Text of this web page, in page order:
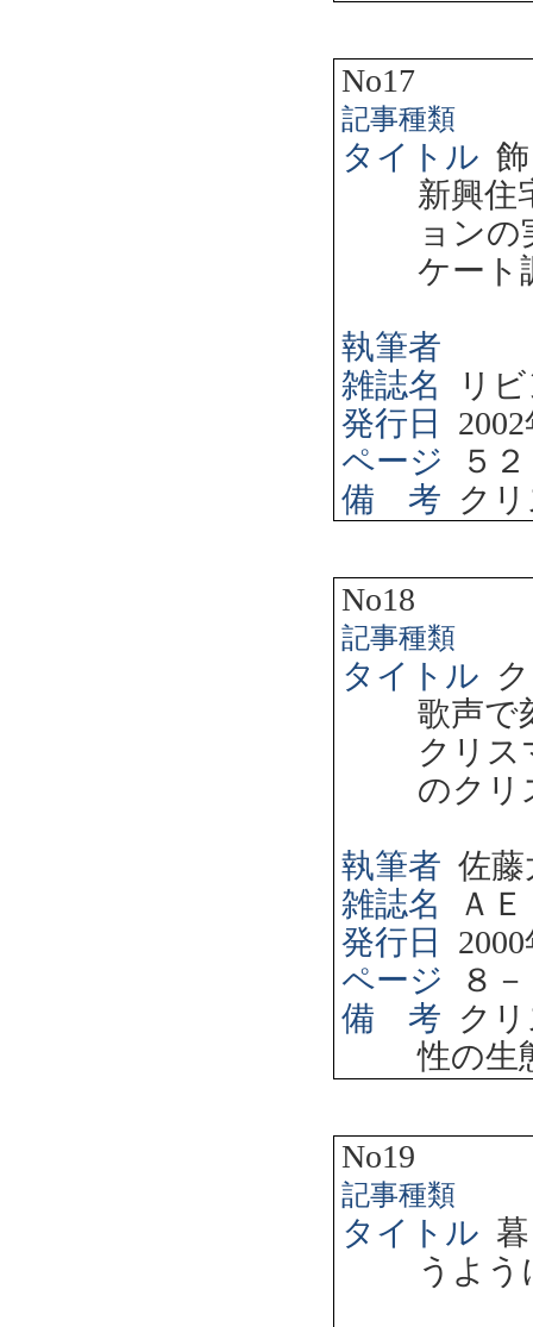
No17
記事種類
タイトル
新興住
ョン
ケート
執筆者
雑誌名
リ
発行日
2002
ページ
５
備 考 ク
No18
記事種類
タイトル
歌声
クリス
のクリ
執筆者 佐藤
雑誌名
Ａ
発行日
2000
ページ
８
備 考 ク
性の生
No19
記事種類
タイトル
うよ